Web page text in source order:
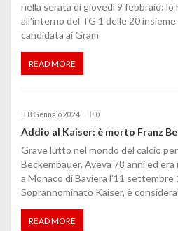
i
nella serata di giovedì 9 febbraio: lo
all'interno del TG 1 delle 20
candidata ai Gram
READ MORE
8 Gennaio 2024 0
Addio al Kaiser: è morto Franz
Grave lutto nel mondo del calcio
Beckembauer. Aveva 78 anni ed
a Monaco di Baviera l'11 settembre
Soprannominato Kaiser, è
READ MORE